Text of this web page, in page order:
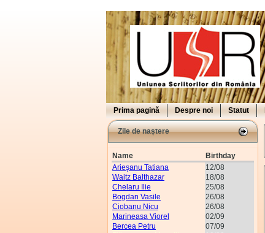
Prima pagină Despre noi Statut
Zile de naștere
Name
Birthday
Arieşanu Tatiana
12/08
Waitz Balthazar
18/08
Chelaru Ilie
25/08
Bogdan Vasile
26/08
Ciobanu Nicu
26/08
Marineasa Viorel
02/09
Bercea Petru
07/09